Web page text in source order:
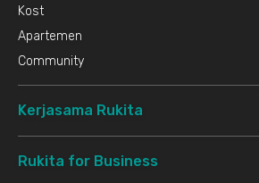
Kost
Apartemen
Community
Kerjasama Rukita
Rukita for Business